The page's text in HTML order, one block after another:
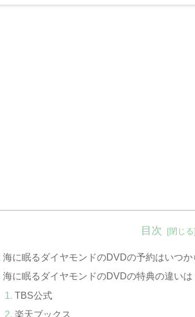
目次
海に眠るダイヤモンドのDVDの予約はいつか
海に眠るダイヤモンドのDVDの特典の違いは
TBS公式
楽天ブックス